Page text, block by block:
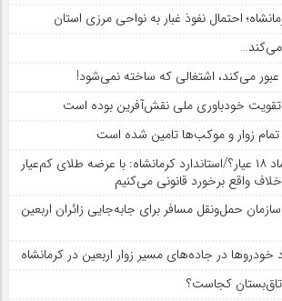
احتمال نفوذ غبار به نواحی مرزی استان
عبور می‌کند، اشتغالی که ساخته نمی‌شود!
خودباوری ملی نقش‌آفرین بوده است
زوار و موکب‌ها تامین شده است
طلای ۱۸ عیار یا اعتماد ۱۸ عیار؟/استاندارد کرمانشاه: با عرضه طلای کم‌عیار
واقع برخورد قانونی می‌کنیم
حمل‌ونقل مسافر برای جابه‌جایی زائران اربعین
کجاست؟